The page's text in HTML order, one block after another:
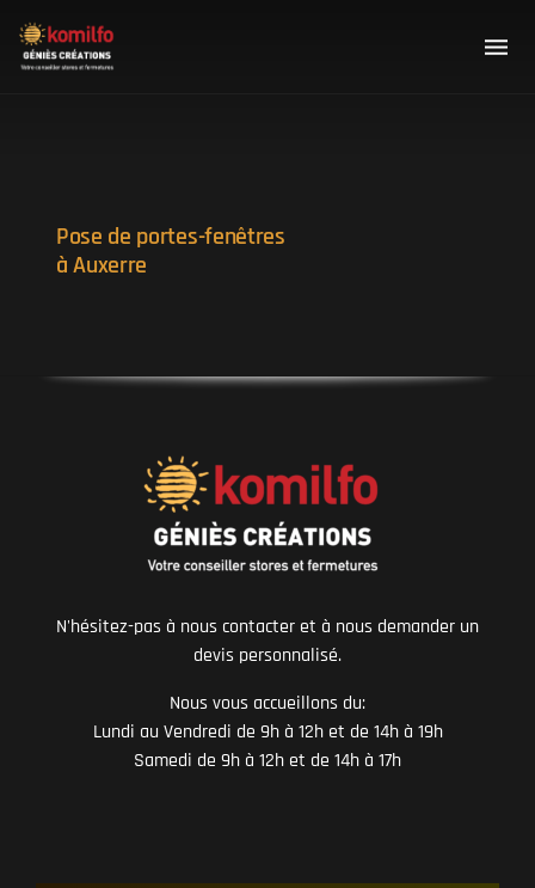
Pose de portes-fenêtres
à Auxerre
N'hésitez-pas à nous contacter et à nous demander un
devis personnalisé.
Nous vous accueillons du:
Lundi au Vendredi de 9h à 12h et de 14h à 19h
Samedi de 9h à 12h et de 14h à 17h